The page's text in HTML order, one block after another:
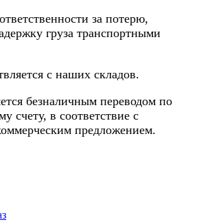
за потерю,
груза транспортными
с наших складов.
безналичным переводом по
счету, в соответствие с
предложением.